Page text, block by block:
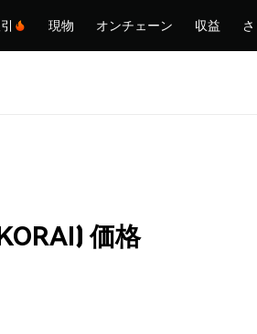
現物 オンチェーン 収益
価格